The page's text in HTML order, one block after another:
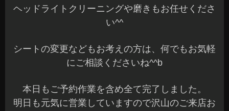
ヘッドライトクリーニングや磨きもお任せくださ
い^^
シートの変更などもお考えの方は、何でもお気軽
にご相談くださいね^^b
本日もご予約作業を含め全て完了しました。
明日も元気に営業していますので沢山のご来店お